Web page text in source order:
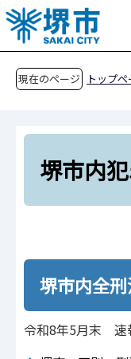
こ
の
ペ
現在のページ トップ
堺市内
堺市内全
令和8年5月末 速